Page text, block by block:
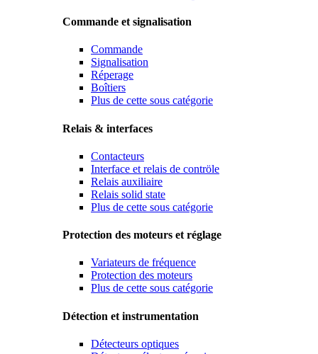
Commande et signalisation
Commande
Signalisation
Réperage
Boîtiers
Plus de cette sous catégorie
Relais & interfaces
Contacteurs
Interface et relais de contröle
Relais auxiliaire
Relais solid state
Plus de cette sous catégorie
Protection des moteurs et réglage
Variateurs de fréquence
Protection des moteurs
Plus de cette sous catégorie
Détection et instrumentation
Détecteurs optiques